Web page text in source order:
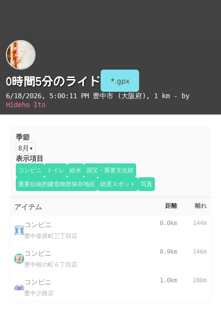
0時間5分のライド *.gpx
6/18/2026, 5:00:11 PM 豊中市 (大阪府) , 1 km - by
Hideho Ito
季節
8月
表示項目
コンビニ トイレ 給水
国宝・重要文化財
重要伝統的建造物群保存地区
絶景スポット 写真
アイテム 距離 離れ
コンビニ
豊中柴原町三丁目店
0.0km 144m
コンビニ
豊中桜の町６丁目店
0.9km 146m
コンビニ
豊中少路店
1.0km 280m